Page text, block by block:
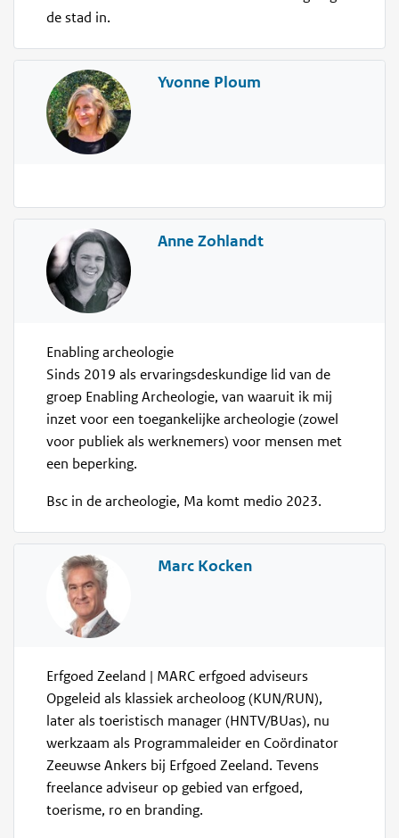
de stad in.
Yvonne Ploum
Anne Zohlandt
Enabling archeologie
Sinds 2019 als ervaringsdeskundige lid van de
groep Enabling Archeologie, van waaruit ik mij
inzet voor een toegankelijke archeologie (zowel
voor publiek als werknemers) voor mensen met
een beperking.
Bsc in de archeologie, Ma komt medio 2023.
Marc Kocken
Erfgoed Zeeland | MARC erfgoed adviseurs
Opgeleid als klassiek archeoloog (KUN/RUN),
later als toeristisch manager (HNTV/BUas), nu
werkzaam als Programmaleider en Coördinator
Zeeuwse Ankers bij Erfgoed Zeeland. Tevens
freelance adviseur op gebied van erfgoed,
toerisme, ro en branding.